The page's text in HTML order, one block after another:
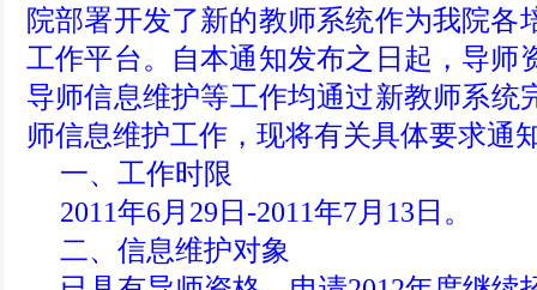
院部署开发了新的教师系统作为我院各
工作平台。自本通知发布之日起，导师
导师信息维护等工作均通过新教师系统
师信息维护工作，现将有关具体要求通
一、工作时限
2011年6月29日-2011年7月13日。
二、信息维护对象